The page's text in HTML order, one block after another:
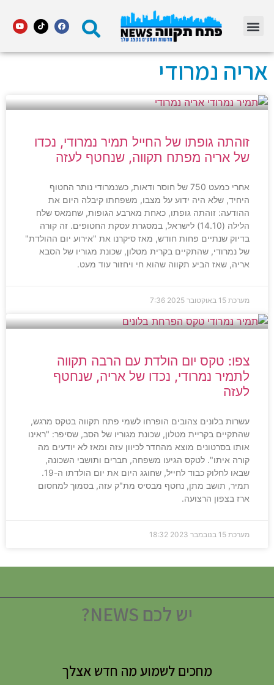
אריה נמרודי
זוהתה גופתו של החייל תמיר נמרודי, נכדו
של אריה מפתח תקווה, שנחטף לעזה
אחרי כמעט 750 של חוסר ודאות, כשנמרודי נותר החטוף
היחיד, שלא היה ידוע על מצבו, משפחתו קיבלה היום את
ההודעה: זוהתה גופתו, כאחת מארבע הגופות, שחמאס שלח
הלילה (14.10) לישראל, במסגרת עסקת החטופים. זה קורה
בדיוק שנתיים פחות חודש, מאז סיקרנו את "אירוע יום ההולדת"
של נמרודי, שהתקיים בקרית מטלון, שכונת מגוריו של הסבא
אריה, שאז הביע תקווה שהוא חי ויחזור עוד מעט.
מערכת 15 באוקטובר 2025 7:36
צפו: טקס יום הולדת עם הרבה תקווה
לתמיר נמרודי, נכדו של אריה, שנחטף
לעזה
עשרות בלונים צהובים הופרחו לשמי פתח תקווה בטקס מרגש,
שהתקיים בקריית מטלון, שכונת מגוריו של הסב, שסיפר: "ראינו
אותו בסרטונים מוצא מהחדר לכיוון עזה ומאז לא יודעים מה
קורה איתו". לטקס הגיעו משפחה, חברים ותושבי השכונה,
שבאו לחלוק כבוד לחייל, שחוגג היום את יום הולדתו ה-19.
תמיר, תושב מתן, נחטף מבסיס מת"ק עזה, בסמוך למחסום
ארז בצפון הרצועה.
מערכת 15 בנובמבר 2023 18:32
יש לכם NEWS?
מחכים לשמוע מה חדש אצלך